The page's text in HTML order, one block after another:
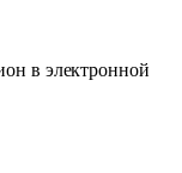
в электронной